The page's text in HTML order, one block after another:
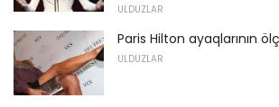
ULDUZLAR
Paris Hilton ayaqlarının
ULDUZLAR